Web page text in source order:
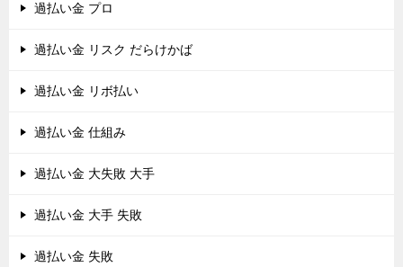
過払い金 プロ
過払い金 リスク だらけかば
過払い金 リボ払い
過払い金 仕組み
過払い金 大失敗 大手
過払い金 大手 失敗
過払い金 失敗